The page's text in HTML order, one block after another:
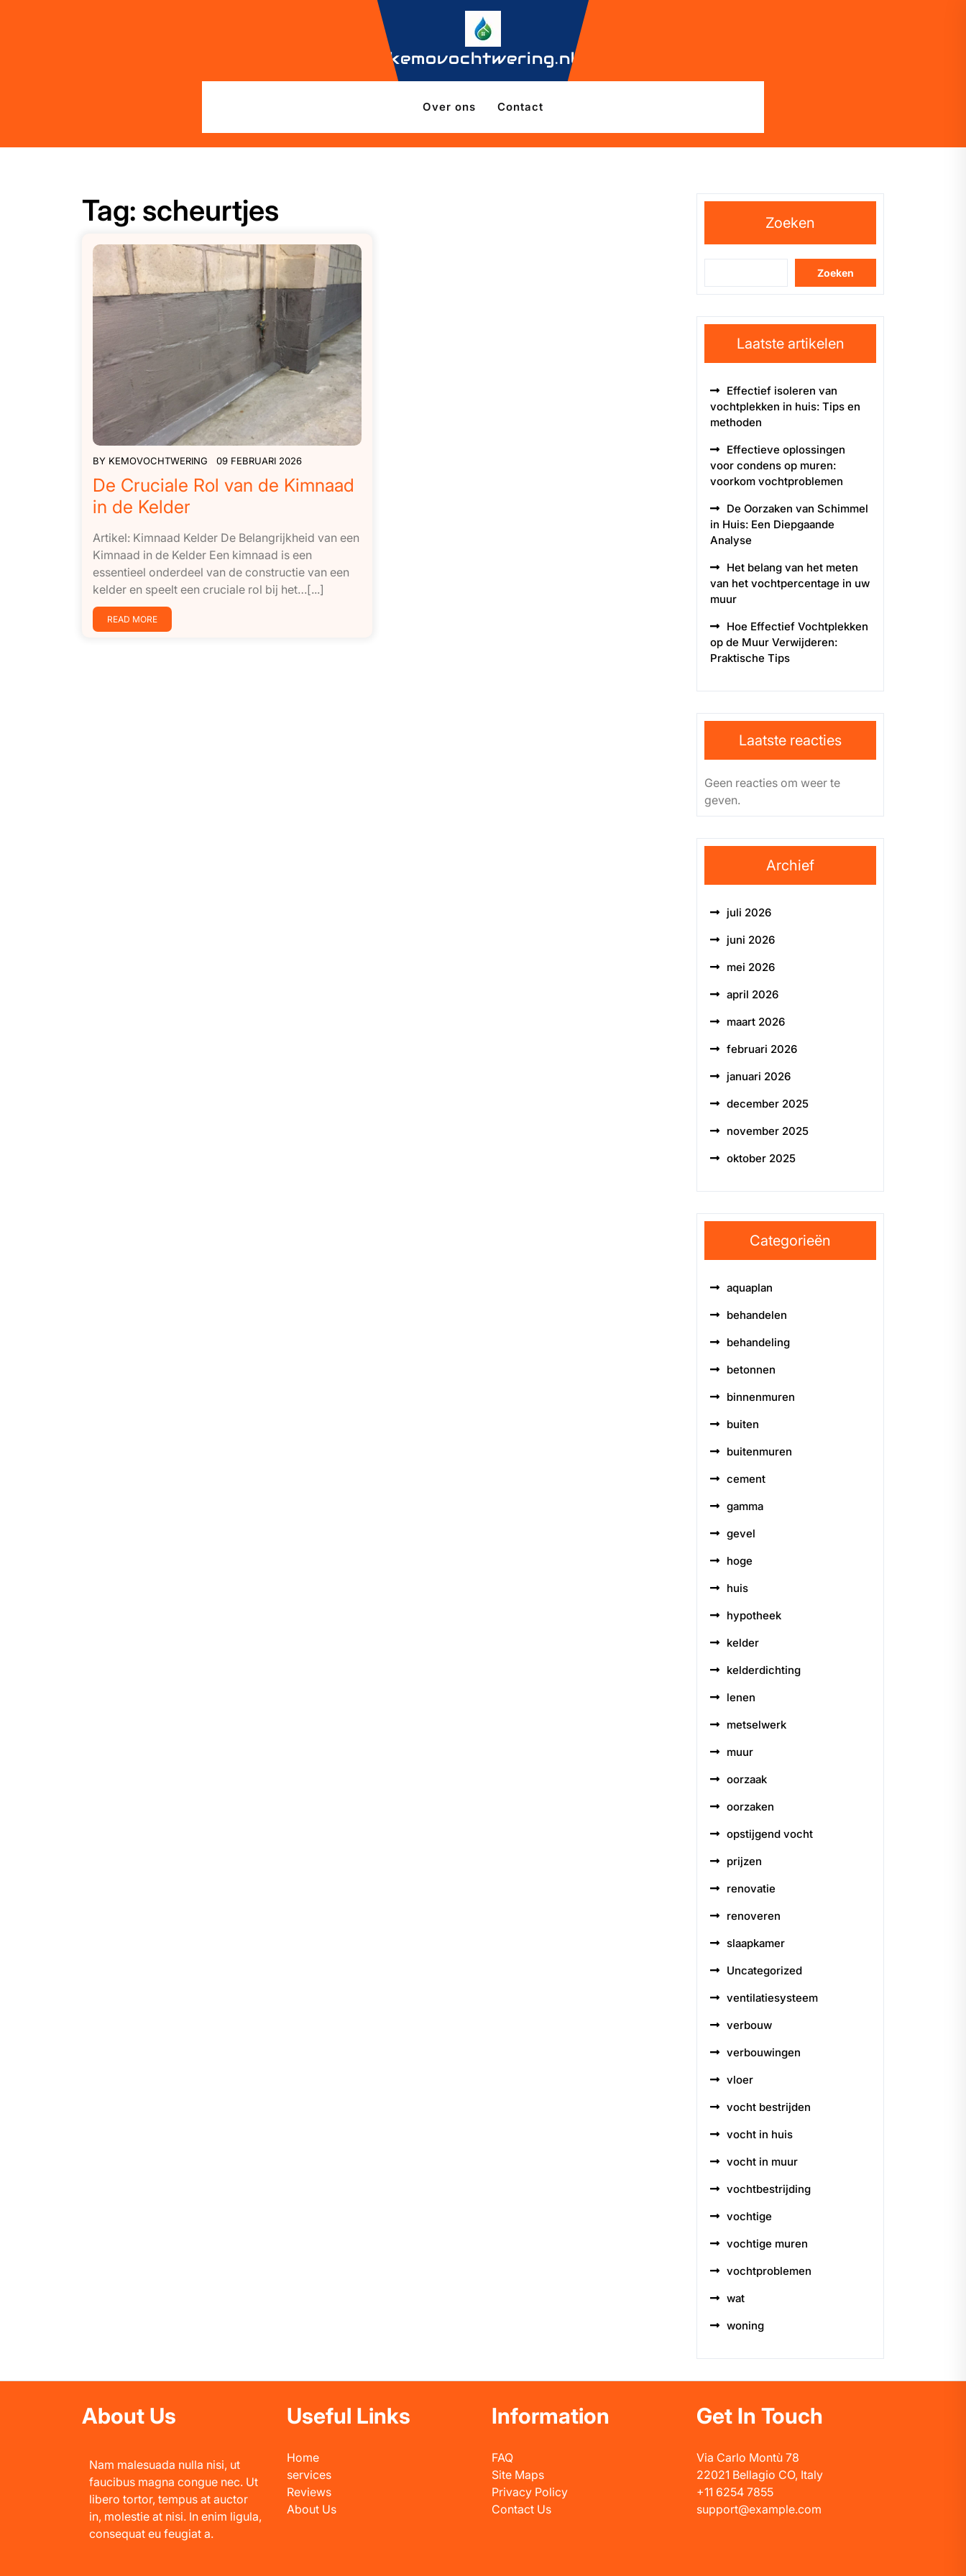
kemovochtwering.nl
Over ons Contact
Tag: scheurtjes
BY KEMOVOCHTWERING 09 FEBRUARI 2026
De Cruciale Rol van de Kimnaad
in de Kelder
Artikel: Kimnaad Kelder De Belangrijkheid van een
Kimnaad in de Kelder Een kimnaad is een
essentieel onderdeel van de constructie van een
kelder en speelt een cruciale rol bij het…[...]
READ MORE
Zoeken
Zoeken
Laatste artikelen
Effectief isoleren van
vochtplekken in huis: Tips en
methoden
Effectieve oplossingen
voor condens op muren:
voorkom vochtproblemen
De Oorzaken van Schimmel
in Huis: Een Diepgaande
Analyse
Het belang van het meten
van het vochtpercentage in uw
muur
Hoe Effectief Vochtplekken
op de Muur Verwijderen:
Praktische Tips
Laatste reacties
Geen reacties om weer te
geven.
Archief
juli 2026
juni 2026
mei 2026
april 2026
maart 2026
februari 2026
januari 2026
december 2025
november 2025
oktober 2025
Categorieën
aquaplan
behandelen
behandeling
betonnen
binnenmuren
buiten
buitenmuren
cement
gamma
gevel
hoge
huis
hypotheek
kelder
kelderdichting
lenen
metselwerk
muur
oorzaak
oorzaken
opstijgend vocht
prijzen
renovatie
renoveren
slaapkamer
Uncategorized
ventilatiesysteem
verbouw
verbouwingen
vloer
vocht bestrijden
vocht in huis
vocht in muur
vochtbestrijding
vochtige
vochtige muren
vochtproblemen
wat
woning
About Us
Nam malesuada nulla nisi, ut
faucibus magna congue nec. Ut
libero tortor, tempus at auctor
in, molestie at nisi. In enim ligula,
consequat eu feugiat a.
Useful Links
Home
services
Reviews
About Us
Information
FAQ
Site Maps
Privacy Policy
Contact Us
Get In Touch
Via Carlo Montù 78
22021 Bellagio CO, Italy
+11 6254 7855
support@example.com